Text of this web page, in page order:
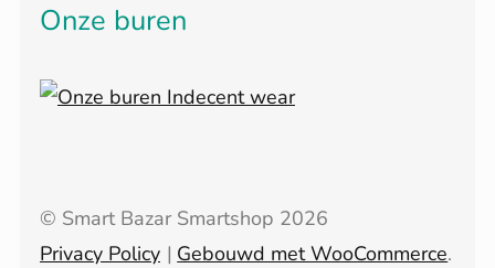
Onze buren
© Smart Bazar Smartshop 2026
Privacy Policy
Gebouwd met WooCommerce.